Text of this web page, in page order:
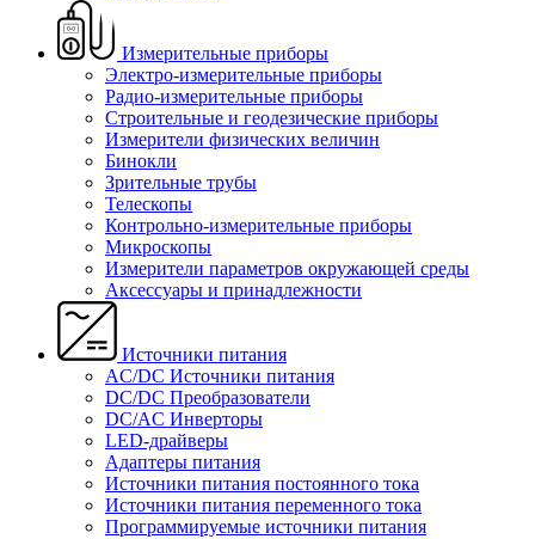
Измерительные приборы
Электро-измерительные приборы
Радио-измерительные приборы
Строительные и геодезические приборы
Измерители физических величин
Бинокли
Зрительные трубы
Телескопы
Контрольно-измерительные приборы
Микроскопы
Измерители параметров окружающей среды
Аксессуары и принадлежности
Источники питания
AC/DC Источники питания
DC/DC Преобразователи
DC/AC Инверторы
LED-драйверы
Адаптеры питания
Источники питания постоянного тока
Источники питания переменного тока
Программируемые источники питания